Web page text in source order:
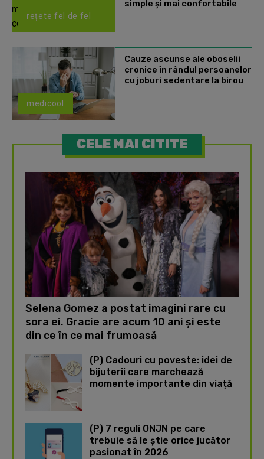
rețete fel de fel
simple și mai confortabile
medicool
Cauze ascunse ale oboselii
cronice în rândul persoanelor
cu joburi sedentare la birou
CELE MAI CITITE
Selena Gomez a postat imagini rare cu
sora ei. Gracie are acum 10 ani și este
din ce în ce mai frumoasă
(P) Cadouri cu poveste: idei de
bijuterii care marchează
momente importante din viață
(P) 7 reguli ONJN pe care
trebuie să le știe orice jucător
pasionat în 2026